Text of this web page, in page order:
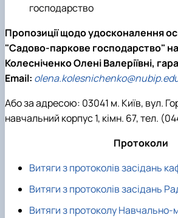
господарство
Пропозиції щодо удосконалення
"Садово-паркове господарство"
Колесніченко Олені Валеріївні,
Email:
Або за адресою: 03041 м. Київ, вул.
навчальний корпус 1, кімн. 67, тел.
Протоколи
Витяги з протоколів засідань
Витяги з протоколів засідань
Витяги з протоколу Навчально-